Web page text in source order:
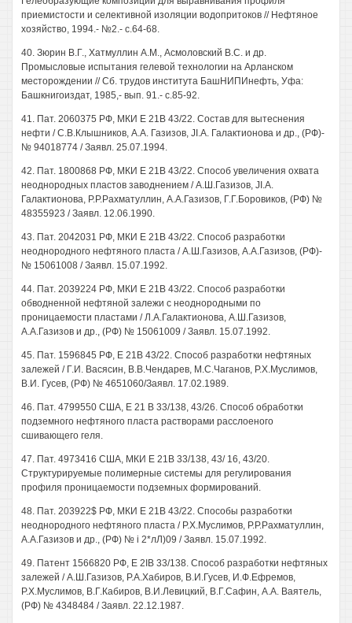
приемистости и селективной изоляции водопритоков // Нефтяное
хозяйство, 1994.- №2.- с.64-68.
40. Зюрин В.Г., Хатмуллин A.M., Асмоловский B.C. и др.
Промысловые испытания гелевой технологии на Арланском
месторождении // Сб. трудов института БашНИПИнефть, Уфа:
Башкнигоиздат, 1985,- вып. 91.- с.85-92.
41. Пат. 2060375 РФ, МКИ Е 21В 43/22. Состав для вытеснения
нефти / С.В.Клышников, А.А. Газизов, JI.A. Галактионова и др., (РФ)-
№ 94018774 / Заявл. 25.07.1994.
42. Пат. 1800868 РФ, МКИ Е 21В 43/22. Способ увеличения охвата
неоднородных пластов заводнением / А.Ш.Газизов, JI.A.
Галактионова, Р.Р.Рахматуллин, А.А.Газизов, Г.Г.Боровиков, (РФ) №
48355923 / Заявл. 12.06.1990.
43. Пат. 2042031 РФ, МКИ Е 21В 43/22. Способ разработки
неоднородного нефтяного пласта / А.Ш.Газизов, А.А.Газизов, (РФ)-
№ 15061008 / Заявл. 15.07.1992.
44. Пат. 2039224 РФ, МКИ Е 21В 43/22. Способ разработки
обводненной нефтяной залежи с неоднородными по
проницаемости пластами / Л.А.Галактионова, А.Ш.Газизов,
А.А.Газизов и др., (РФ) № 15061009 / Заявл. 15.07.1992.
45. Пат. 1596845 РФ, Е 21В 43/22. Способ разработки нефтяных
залежей / Г.И. Васясин, В.В.Чендарев, М.С.Чаганов, Р.Х.Муслимов,
В.И. Гусев, (РФ) № 4651060/Заявл. 17.02.1989.
46. Пат. 4799550 США, Е 21 В 33/138, 43/26. Способ обработки
подземного нефтяного пласта растворами расслоеного
сшивающего геля.
47. Пат. 4973416 США, МКИ Е 21В 33/138, 43/ 16, 43/20.
Структурируемые полимерные системы для регулирования
профиля проницаемости подземных формирований.
48. Пат. 203922$ РФ, МКИ Е 21В 43/22. Способы разработки
неоднородного нефтяного пласта / Р.Х.Муслимов, Р.Р.Рахматуллин,
А.А.Газизов и др., (РФ) № i 2*лЛ)09 / Заявл. 15.07.1992.
49. Патент 1566820 РФ, E 2IB 33/138. Способ разработки нефтяных
залежей / А.Ш.Газизов, Р.А.Хабиров, В.И.Гусев, И.Ф.Ефремов,
Р.Х.Муслимов, В.Г.Кабиров, В.И.Левицкий, В.Г.Сафин, A.A. Ваятель,
(РФ) № 4348484 / Заявл. 22.12.1987.